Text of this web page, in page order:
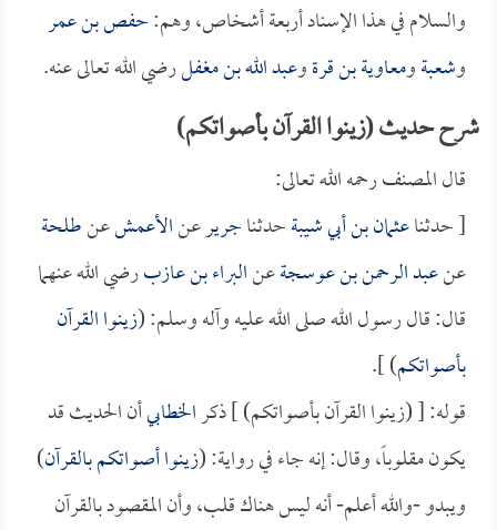
والسلام في هذا الإسناد أربعة أشخاص، وهم:حفص بن عمر
وشعبةومعاوية بن قرةوعبد الله بن مغفلرضي الله تعالى عنه.
شرح حديث (زينوا القرآن بأصواتكم)
قال المصنف رحمه الله تعالى:
[ حدثناعثمان بن أبي شيبةحدثناجريرعنالأعمشعنطلحة
عنعبد الرحمن بن عوسجةعنالبراء بن عازبرضي الله عنهما
قال: قال رسول الله صلى الله عليه وآله وسلم: (زينوا القرآن
بأصواتكم) ].
قوله: [ (زينوا القرآن بأصواتكم) ] ذكرالخطابيأن الحديث قد
يكون مقلوباً، وقال: إنه جاء في رواية: (زينوا أصواتكم بالقرآن)
ويبدو -والله أعلم- أنه ليس هناك قلب، وأن المقصود بالقرآن